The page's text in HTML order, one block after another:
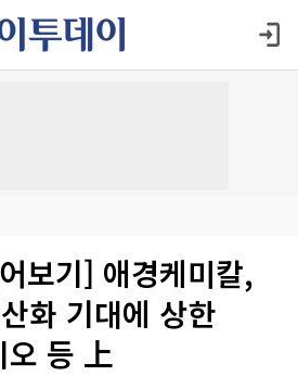
보기] 애경케미칼,
화 기대에 상한
등 上